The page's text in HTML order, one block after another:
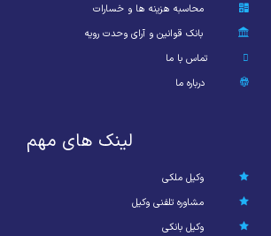
محاسبه هزینه ها و خسارات
بانک قوانین و آرای وحدت رویه
تماس با ما
درباره ما
لینک های مهم
وکیل ملکی
مشاوره تلفنی وکیل
وکیل بانکی